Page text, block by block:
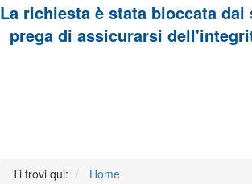
La richiesta è stata bloccata
prega di assicurarsi
Ti trovi qui: Home